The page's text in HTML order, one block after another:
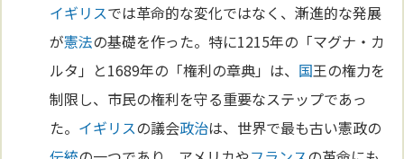
イギリスでは革命的な変化ではなく、漸進的な発展
が憲法の基礎を作った。特に1215年の「マグナ・カ
ルタ」と1689年の「権利の章典」は、 国王の権力を
制限し、市民の権利を守る重要なステップであっ
た。 イギリスの議会政治は、世界で最も古い憲政の